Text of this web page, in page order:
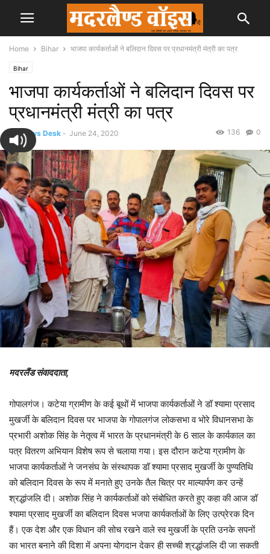
Home Bihar भाजपा कार्यकर्ताओं ने बलिदान दिवस पर प्रधानमंत्री मंत्री का पत्र
Bihar
भाजपा कार्यकर्ताओं ने बलिदान दिवस पर
प्रधानमंत्री मंत्री का पत्र
By News Desk - June 24, 2020 0
136
मदरलैंड संवाददाता,
गोपालगंज। कटेया ग्रामीण के कई बूथों में भाजपा कार्यकर्ताओं ने डॉ श्यामा प्रसाद
मुखर्जी के बलिदान दिवस पर भाजपा के गोपालगंज लोकसभा व भोरे विधानसभा के
प्रभारी अशोक सिंह के नेतृत्व में भारत के प्रधानमंत्री के 6 साल के कार्यकाल का
पत्र वितरण अभियान विशेष रूप से चलाया गया। इस दौरान कटेया ग्रामीण के
भाजपा कार्यकर्ताओं ने जनसंघ के संस्थापक डॉ श्यामा प्रसाद मुखर्जी के पुण्यतिथि
को बलिदान दिवस के रूप में मनाते हुए उनके तैल चित्र पर माल्यार्पण कर उन्हें
श्रद्धांजलि दी। अशोक सिंह ने कार्यकर्ताओं को संबोधित करते हुए कहा की आज डॉ
श्यामा प्रसाद मुखर्जी का बलिदान दिवस भजपा कार्यकर्ताओं के लिए उत्प्रेरक दिन
हैं। एक देश और एक विधान की सोच रखने वाले स्व मुखर्जी के प्रति उनके सपनों
का भारत बनाने की दिशा में अपना योगदान देकर ही सच्ची श्रद्धांजलि दी जा सकती